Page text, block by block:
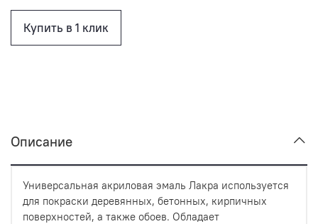
Купить в 1 клик
Описание
Универсальная акриловая эмаль Лакра используется
для покраски деревянных, бетонных, кирпичных
поверхностей, а также обоев. Обладает